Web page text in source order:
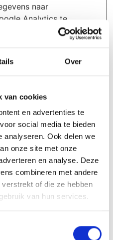
Over
van cookies
en advertenties te
social media te bieden
analyseren. Ook delen we
onze site met onze
en analyse. Deze
combineren met andere
of die ze hebben
van hun services.
naar
Analytics te
over het
Traceert
bezoeker op
en
om
naar
Analytics te
over het
en het
van de
Traceert
2 jaar